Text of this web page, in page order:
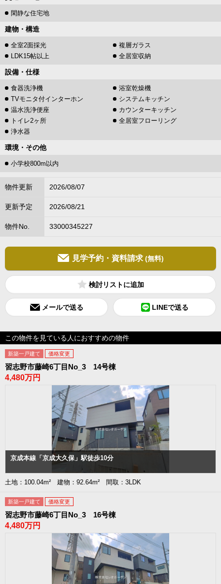
閑静な住宅地
建物・構造
全室2面採光
複層ガラス
LDK15帖以上
全居室収納
設備・仕様
食器洗浄機
浴室乾燥機
TVモニタ付インターホン
システムキッチン
温水洗浄便座
カウンターキッチン
トイレ2ヶ所
全居室フローリング
浄水器
環境・その他
小学校800m以内
物件更新 2026/08/07
更新予定 2026/08/21
物件No. 33000345227
見学予約・資料請求 (無料)
検討リスト
メールで送る LINEで送る
この物件を見ている人におすすめの物件
新築一戸建て 価格変更
習志野市藤崎6丁目No_3 14号棟
4,480万円
京成本線「京成大久保」駅徒歩10分
土地：100.04m² 建物：92.64m² 間取：3LDK
新築一戸建て 価格変更
習志野市藤崎6丁目No_3 16号棟
4,480万円